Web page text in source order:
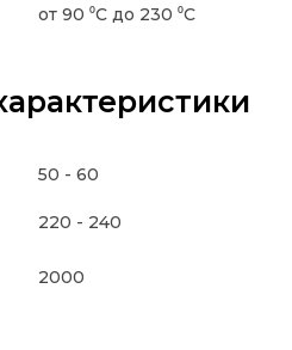
от 90 ⁰С до 230 ⁰С
50 - 60
220 - 240
2000